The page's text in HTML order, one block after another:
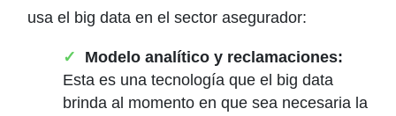
usa el big data en el sector asegurador:
Modelo analítico y reclamaciones:
Esta es una tecnología que el big data
brinda al momento en que sea necesaria la